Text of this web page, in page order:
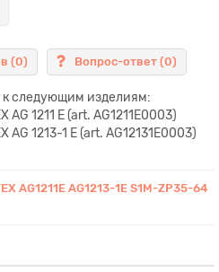
(0) Вопрос-ответ (0)
к следующим изделиям:
1211 E (art. AG1211E0003)
1213-1 E (art. AG12131E0003)
AG1211E AG1213-1E S1M-ZP35-64